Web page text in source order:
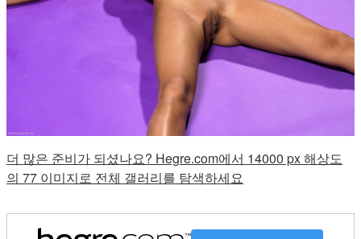
더 많은 준비가 되셨나요? Hegre.com에서 14000 px 해상도
의 77 이미지로 전체 갤러리를 탐색하세요